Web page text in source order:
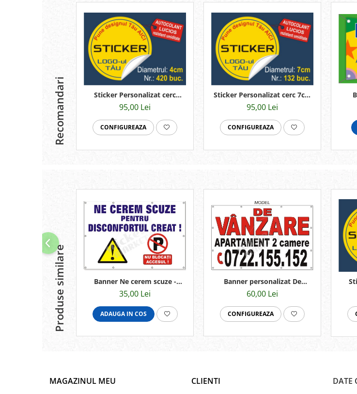
Recomandari
Sticker Personalizat cerc
4cmx420buc
95,00 Lei
CONFIGUREAZA
Sticker Personalizat cerc 7cm
x132buc
95,00 Lei
CONFIGUREAZA
Produse similare
Banner Ne cerem scuze -
70x50cm
35,00 Lei
ADAUGA IN COS
Banner personalizat De
vanzare sau inchiriat
100x60cm
60,00 Lei
CONFIGUREAZA
MAGAZINUL MEU CLIENTI DATE